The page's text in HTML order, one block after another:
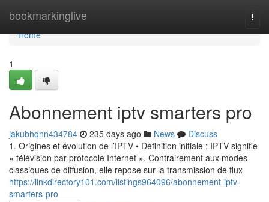
bookmarkinglive
Home
Home
1
Abonnement iptv smarters pro
jakubhqnn434784 235 days ago News
Discuss
1. Origines et évolution de l’IPTV • Définition initiale : IPTV signifie
« télévision par protocole Internet ». Contrairement aux modes
classiques de diffusion, elle repose sur la transmission de flux
https://linkdirectory101.com/listings964096/abonnement-iptv-
smarters-pro